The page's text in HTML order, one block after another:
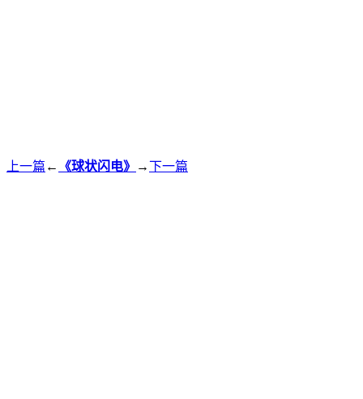
上一篇 ← 《球状闪电》 →下一篇